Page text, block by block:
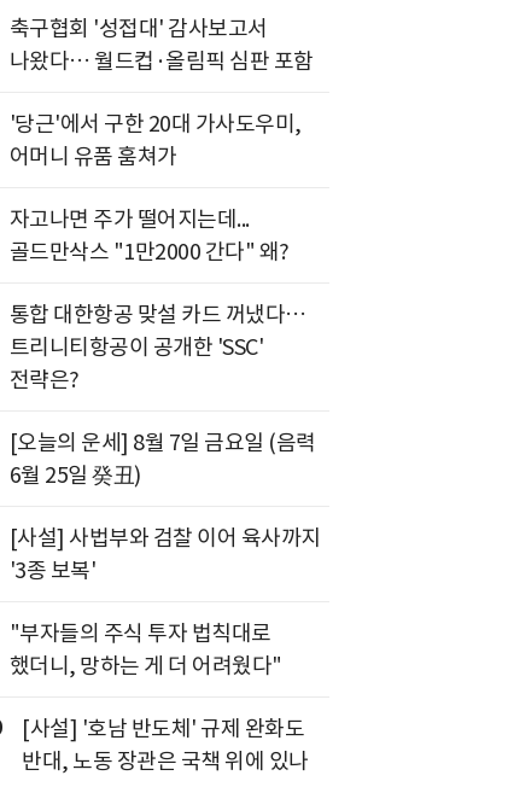
축구협회 '성접대' 감사보고서
나왔다… 월드컵·올림픽 심판 포함
'당근'에서 구한 20대 가사도우미,
어머니 유품 훔쳐가
자고나면 주가 떨어지는데...
골드만삭스 "1만2000 간다" 왜?
통합 대한항공 맞설 카드 꺼냈다…
트리니티항공이 공개한 'SSC'
전략은?
[오늘의 운세] 8월 7일 금요일 (음력
6월 25일 癸丑)
[사설] 사법부와 검찰 이어 육사까지
'3종 보복'
"부자들의 주식 투자 법칙대로
했더니, 망하는 게 더 어려웠다"
[사설] '호남 반도체' 규제 완화도
반대, 노동 장관은 국책 위에 있나